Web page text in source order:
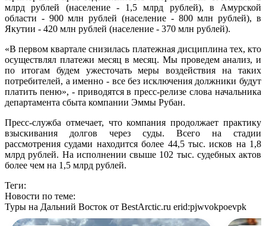
млрд рублей (население - 1,5 млрд рублей), в Амурской
области - 900 млн рублей (население - 800 млн рублей), в
Якутии - 420 млн рублей (население - 370 млн рублей).
«В первом квартале снизилась платежная дисциплина тех, кто
осуществлял платежи месяц в месяц. Мы проведем анализ, и
по итогам будем ужесточать меры воздействия на таких
потребителей, а именно - все без исключения должники будут
платить пеню», - приводятся в пресс-релизе слова начальника
департамента сбыта компании Эммы Рубан.
Пресс-служба отмечает, что компания продолжает практику
взыскивания долгов через суды. Всего на стадии
рассмотрения судами находится более 44,5 тыс. исков на 1,8
млрд рублей. На исполнении свыше 102 тыс. судебных актов
более чем на 1,5 млрд рублей.
Теги:
Новости по теме:
Туры на Дальний Восток от BestArctic.ru erid:pjwvokpoevpk